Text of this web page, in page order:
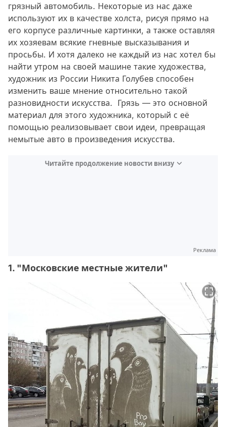
грязный автомобиль. Некоторые из нас даже
используют их в качестве холста, рисуя прямо на
его корпусе различные картинки, а также оставляя
их хозяевам всякие гневные высказывания и
просьбы. И хотя далеко не каждый из нас хотел бы
найти утром на своей машине такие художества,
художник из России Никита Голубев способен
изменить ваше мнение относительно такой
разновидности искусства. Грязь — это основной
материал для этого художника, который с её
помощью реализовывает свои идеи, превращая
немытые авто в произведения искусства.
Читайте продолжение новости внизу
Реклама
1. "Московские местные жители"